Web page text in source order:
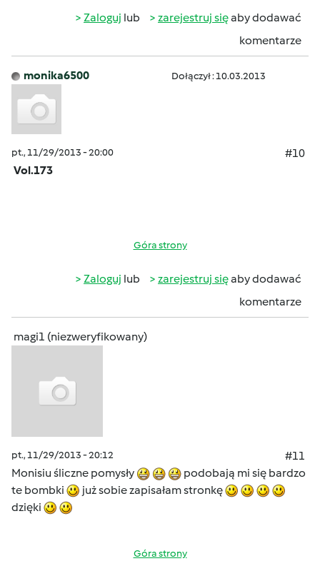
Zaloguj lub zarejestruj sięaby dodawać
komentarze
monika6500 Dołączył : 10.03.2013
pt., 11/29/2013 - 20:00
#10
Vol.173
Góra strony
Zaloguj lub zarejestruj sięaby dodawać
komentarze
magi1 (niezweryfikowany)
pt., 11/29/2013 - 20:12
#11
Monisiu śliczne pomysły
podobają mi się bardzo
te bombki
już sobie zapisałam stronkę
dzięki
Góra strony